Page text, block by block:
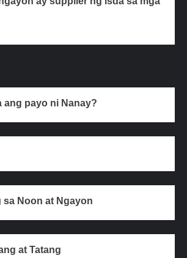
ang payo ni Nanay?
sa Noon at Ngayon
at Tatang